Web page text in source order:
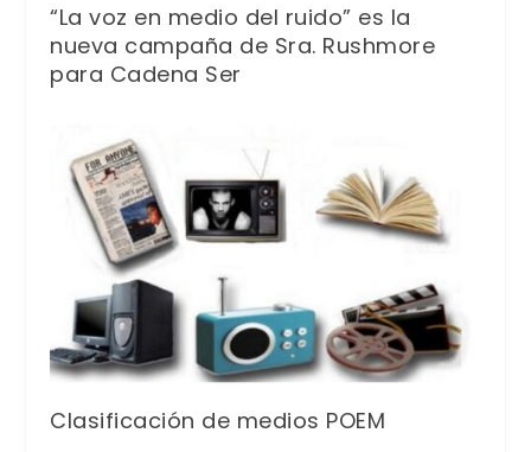
“La voz en medio del ruido” es la
nueva campaña de Sra. Rushmore
para Cadena Ser
Clasificación de medios POEM